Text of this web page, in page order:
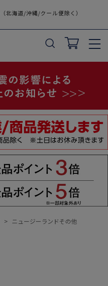
（北海道/沖縄/クール便除く）
ニュージーランドその他